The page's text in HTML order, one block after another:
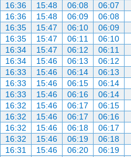
06:07
06:08
15:48
16:36
06:08
06:09
15:48
16:36
06:09
06:10
15:47
16:35
06:10
06:11
15:47
16:35
06:11
06:12
15:47
16:34
06:12
06:13
15:46
16:34
06:13
06:14
15:46
16:33
06:14
06:15
15:46
16:33
06:14
06:16
15:46
16:33
06:15
06:17
15:46
16:32
06:16
06:17
15:46
16:32
06:17
06:18
15:46
16:32
06:18
06:19
15:46
16:32
06:19
06:20
15:46
16:31